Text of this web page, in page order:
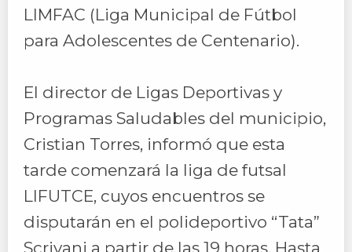
LIMFAC (Liga Municipal de Fútbol
para Adolescentes de Centenario).
El director de Ligas Deportivas y
Programas Saludables del municipio,
Cristian Torres, informó que esta
tarde comenzará la liga de futsal
LIFUTCE, cuyos encuentros se
disputarán en el polideportivo “Tata”
Scrivani a partir de las 19 horas. Hasta